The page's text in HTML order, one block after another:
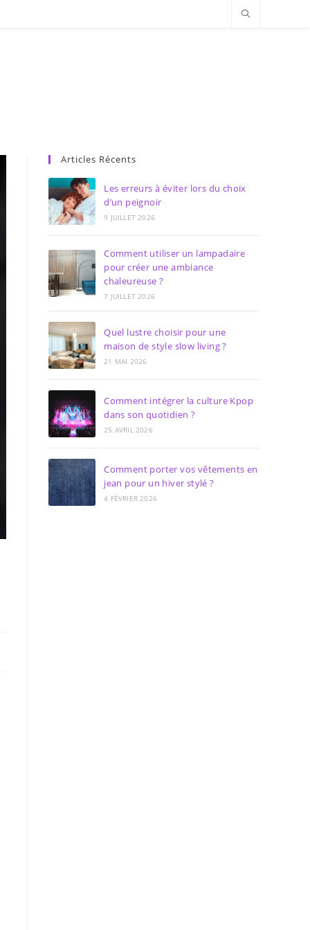
Articles Récents
Les erreurs à éviter lors du choix
d’un peignoir
9 JUILLET 2026
Comment utiliser un lampadaire
pour créer une ambiance
chaleureuse ?
7 JUILLET 2026
Quel lustre choisir pour une
maison de style slow living ?
21 MAI 2026
Comment intégrer la culture Kpop
dans son quotidien ?
25 AVRIL 2026
Comment porter vos vêtements en
jean pour un hiver stylé ?
4 FÉVRIER 2026